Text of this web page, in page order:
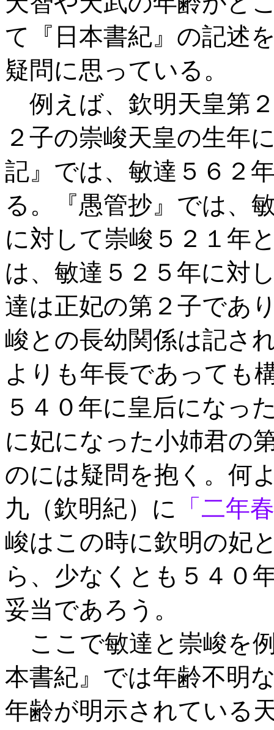
て『日本書紀』の記述
疑問に思っている。
例えば、欽明天皇第
２子の崇峻天皇の生年
記』では、敏達５６２
る。『愚管抄』では、
に対して崇峻５２１年
は、敏達５２５年に対
達は正妃の第２子であ
峻との長幼関係は記さ
よりも年長であっても
５４０年に皇后になっ
に妃になった小姉君の
のには疑問を抱く。何
九（欽明紀）に 「二年
峻はこの時に欽明の妃
ら、少なくとも５４０
妥当であろう。
ここで敏達と崇峻を
本書紀』では年齢不明
年齢が明示されている